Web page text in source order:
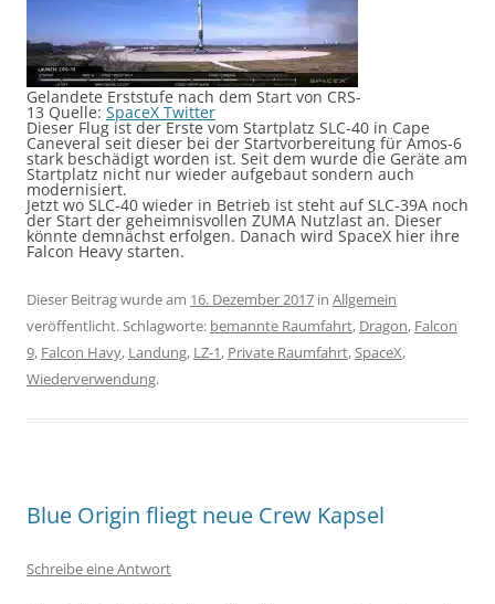
Gelandete Erststufe nach dem Start von CRS-
13 Quelle: SpaceX Twitter
Dieser Flug ist der Erste vom Startplatz SLC-40 in Cape
Caneveral seit dieser bei der Startvorbereitung für Amos-6
stark beschädigt worden ist. Seit dem wurde die Geräte am
Startplatz nicht nur wieder aufgebaut sondern auch
modernisiert.
Jetzt wo SLC-40 wieder in Betrieb ist steht auf SLC-39A noch
der Start der geheimnisvollen ZUMA Nutzlast an. Dieser
könnte demnächst erfolgen. Danach wird SpaceX hier ihre
Falcon Heavy starten.
Dieser Beitrag wurde am 16. Dezember 2017 in Allgemein
veröffentlicht. Schlagworte: bemannte Raumfahrt, Dragon, Falcon
9, Falcon Havy, Landung, LZ-1, Private Raumfahrt,SpaceX,
Wiederverwendung.
Blue Origin fliegt neue Crew Kapsel
Schreibe eine Antwort